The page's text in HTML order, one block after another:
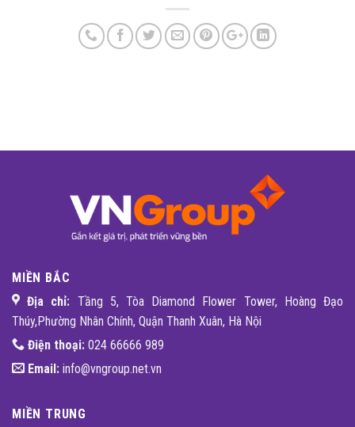
MIỀN BẮC
Địa chỉ: Tầng 5, Tòa Diamond Flower Tower, Hoàng Đạo
Thúy,Phường Nhân Chính, Quận Thanh Xuân, Hà Nội
Điện thoại: 024 66666 989
Email: info@vngroup.net.vn
MIỀN TRUNG